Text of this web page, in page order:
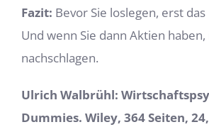
Fazit: Bevor Sie loslegen, erst
Und wenn Sie dann Aktien
nachschlagen.
Ulrich Walbrühl:
Dummies. Wiley, 364 Seiten,